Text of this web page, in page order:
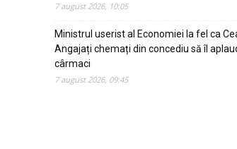
7 august 2026, 10:05
Ministrul userist al Economiei la fel ca
Angajați chemați din concediu să îl
cârmaci
7 august 2026, 09:45